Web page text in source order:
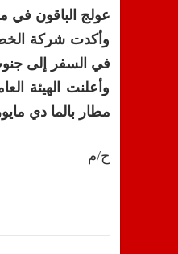
عولج الباقون في
وأكدت شركة
في السفر إلى
وأعلنت الهيئة
مطار بالما دي
ح/م